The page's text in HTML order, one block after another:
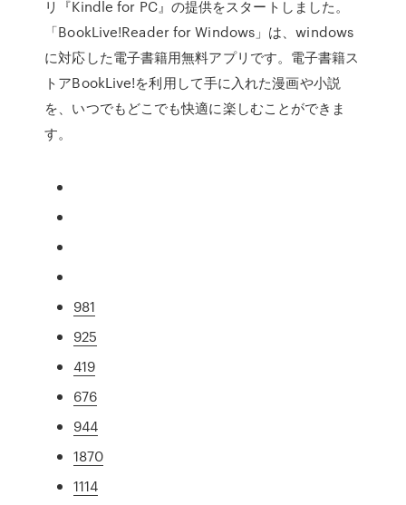
リ『Kindle for PC』の提供をスタートしました。
「BookLive!Reader for Windows」は、windows
に対応した電子書籍用無料アプリです。電子書籍ス
トアBookLive!を利用して手に入れた漫画や小説
を、いつでもどこでも快適に楽しむことができま
す。
981
925
419
676
944
1870
1114